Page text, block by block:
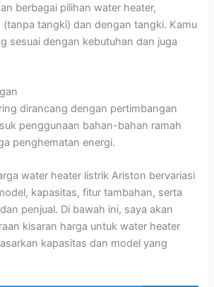
berbagai pilihan water heater,
tangki) dan dengan tangki. Kamu
sesuai dengan kebutuhan dan juga
dirancang dengan pertimbangan
penggunaan bahan-bahan ramah
penghematan energi.
water heater listrik Ariston bervariasi
kapasitas, fitur tambahan, serta
penjual. Di bawah ini, saya akan
kisaran harga untuk water heater
kapasitas dan model yang